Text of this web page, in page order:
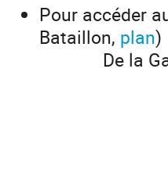
Pour accéder
Bataillon, plan)
De la